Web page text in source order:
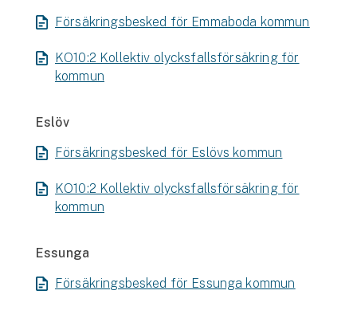
Försäkringsbesked för Emmaboda kommun
KO10:2 Kollektiv olycksfallsförsäkring för
kommun
Eslöv
Försäkringsbesked för Eslövs kommun
KO10:2 Kollektiv olycksfallsförsäkring för
kommun
Essunga
Försäkringsbesked för Essunga kommun